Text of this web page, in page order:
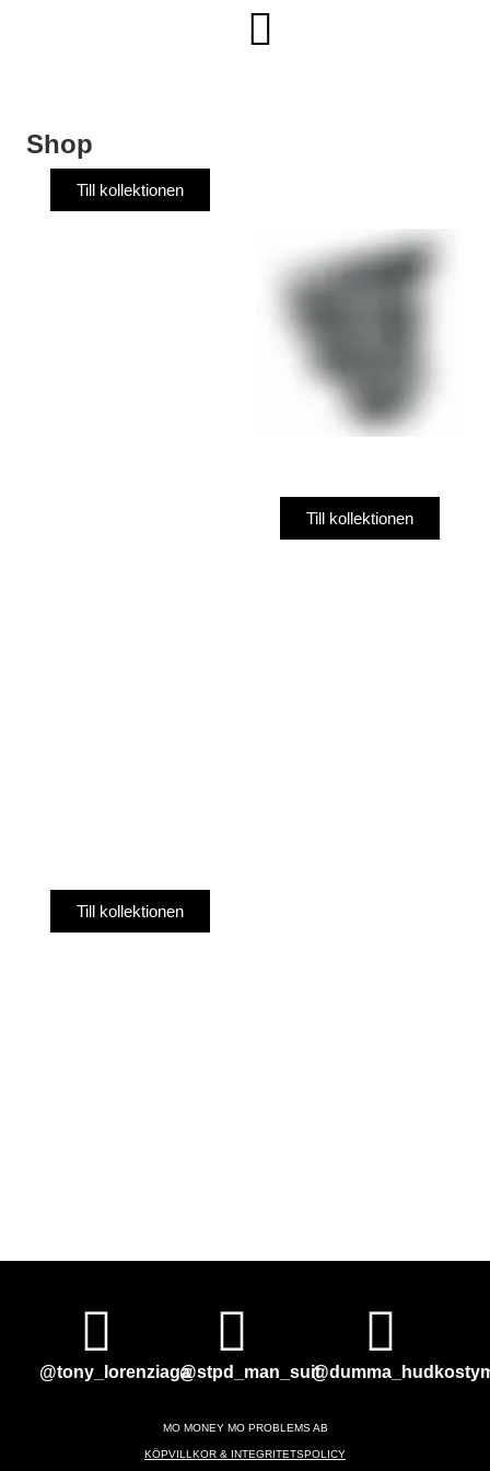
Shop
Till kollektionen
Till kollektionen
Till kollektionen
@tony_lorenziaga@stpd_man_suit
MO MONEY MO PROBLEMS AB
KÖPVILLKOR & INTEGRITETSPOLICY